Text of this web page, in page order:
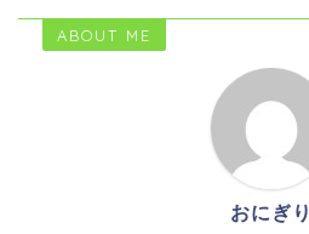
ABOUT ME
おにぎり